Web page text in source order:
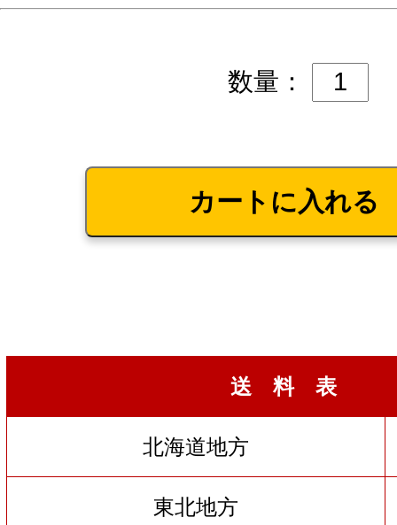
数量：
送 料 表
北海道地方
東北地方